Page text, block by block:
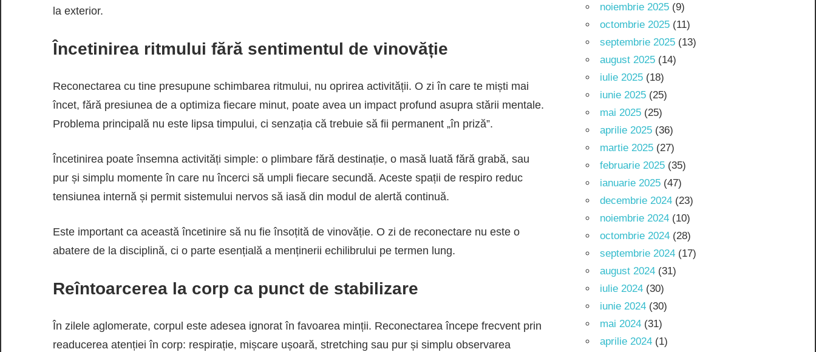
la exterior.
Încetinirea ritmului fără sentimentul de vinovăție
Reconectarea cu tine presupune schimbarea ritmului, nu oprirea activității. O zi în care te miști mai
încet, fără presiunea de a optimiza fiecare minut, poate avea un impact profund asupra stării mentale.
Problema principală nu este lipsa timpului, ci senzația că trebuie să fii permanent „în priză”.
Încetinirea poate însemna activități simple: o plimbare fără destinație, o masă luată fără grabă, sau
pur și simplu momente în care nu încerci să umpli fiecare secundă. Aceste spații de respiro reduc
tensiunea internă și permit sistemului nervos să iasă din modul de alertă continuă.
Este important ca această încetinire să nu fie însoțită de vinovăție. O zi de reconectare nu este o
abatere de la disciplină, ci o parte esențială a menținerii echilibrului pe termen lung.
Reîntoarcerea la corp ca punct de stabilizare
În zilele aglomerate, corpul este adesea ignorat în favoarea minții. Reconectarea începe frecvent prin
readucerea atenției în corp: respirație, mișcare ușoară, stretching sau pur și simplu observarea
noiembrie 2025(9)
octombrie 2025(11)
septembrie 2025(13)
august 2025(14)
iulie 2025(18)
iunie 2025(25)
mai 2025(25)
aprilie 2025(36)
martie 2025(27)
februarie 2025(35)
ianuarie 2025(47)
decembrie 2024(23)
noiembrie 2024(10)
octombrie 2024(28)
septembrie 2024(17)
august 2024(31)
iulie 2024(30)
iunie 2024(30)
mai 2024(31)
aprilie 2024(1)